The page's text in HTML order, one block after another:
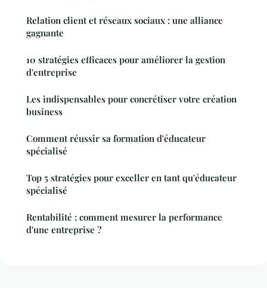
Relation client et réseaux sociaux : une alliance
gagnante
10 stratégies efficaces pour améliorer la gestion
d'entreprise
Les indispensables pour concrétiser votre création
business
Comment réussir sa formation d'éducateur
spécialisé
Top 5 stratégies pour exceller en tant qu'éducateur
spécialisé
Rentabilité : comment mesurer la performance
d'une entreprise ?